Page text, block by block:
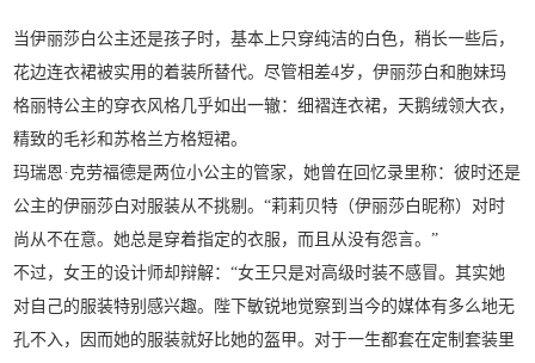
当伊丽莎白公主还是孩子时，基本上只穿纯洁的白色，稍长一些后，
花边连衣裙被实用的着装所替代。尽管相差4岁，伊丽莎白和胞妹玛
格丽特公主的穿衣风格几乎如出一辙：细褶连衣裙，天鹅绒领大衣，
精致的毛衫和苏格兰方格短裙。
玛瑞恩·克劳福德是两位小公主的管家，她曾在回忆录里称：彼时还是
公主的伊丽莎白对服装从不挑剔。“莉莉贝特（伊丽莎白昵称）对时
尚从不在意。她总是穿着指定的衣服，而且从没有怨言。”
不过，女王的设计师却辩解：“女王只是对高级时装不感冒。其实她
对自己的服装特别感兴趣。陛下敏锐地觉察到当今的媒体有多么地无
孔不入，因而她的服装就好比她的盔甲。对于一生都套在定制套装里